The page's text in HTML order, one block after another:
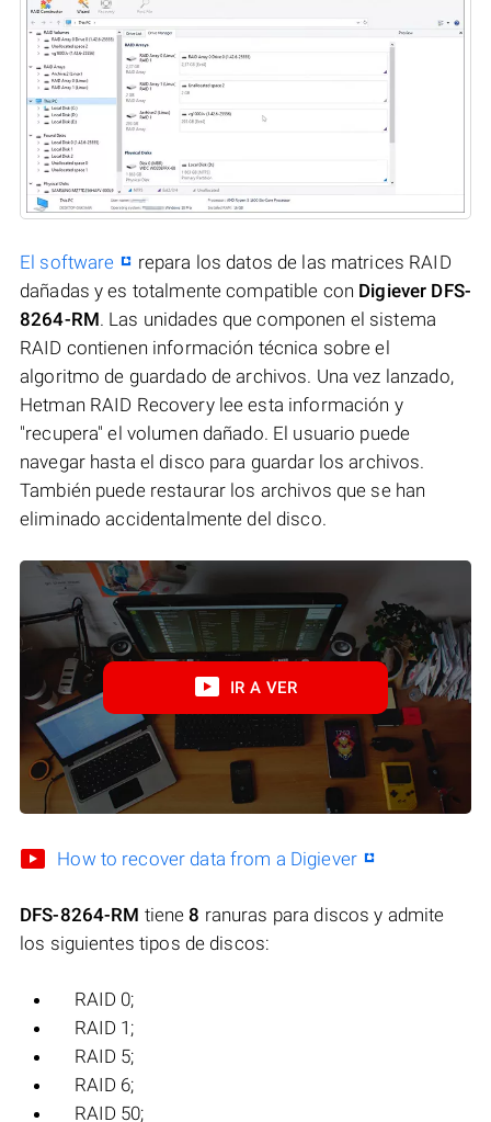
El software
repara los datos de las matrices RAID
dañadas y es totalmente compatible con Digiever DFS-
8264-RM. Las unidades que componen el sistema
RAID contienen información técnica sobre el
algoritmo de guardado de archivos. Una vez lanzado,
Hetman RAID Recovery lee esta información y
"recupera" el volumen dañado. El usuario puede
navegar hasta el disco para guardar los archivos.
También puede restaurar los archivos que se han
eliminado accidentalmente del disco.
IR A VER
How to recover data from a Digiever
DFS-8264-RM tiene8 ranuras para discos y admite
los siguientes tipos de discos:
RAID 0;
RAID 1;
RAID 5;
RAID 6;
RAID 50;